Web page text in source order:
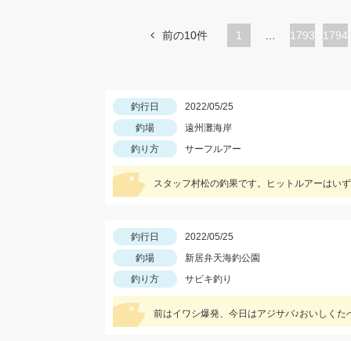
前の10件 1
ペ
1793
ペ
1794
釣行日
2022/05/25
釣場
遠州灘海岸
釣り方
サーフルアー
スタッフ村松の釣果です。ヒットルアーはい
釣行日
2022/05/25
釣場
新居弁天海釣公園
釣り方
サビキ釣り
前はイワシ爆発、今日はアジサバ♪おいしく